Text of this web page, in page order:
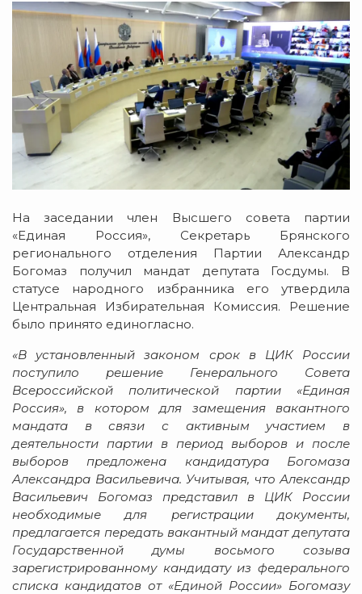
На заседании член Высшего совета партии
«Единая Россия», Секретарь Брянского
регионального отделения Партии Александр
Богомаз получил мандат депутата Госдумы. В
статусе народного избранника его утвердила
Центральная Избирательная Комиссия. Решение
было принято единогласно.
«В установленный законом срок в ЦИК России
поступило решение Генерального Совета
Всероссийской политической партии «Единая
Россия», в котором для замещения вакантного
мандата в связи с активным участием в
деятельности партии в период выборов и после
выборов предложена кандидатура Богомаза
Александра Васильевича. Учитывая, что Александр
Васильевич Богомаз представил в ЦИК России
необходимые для регистрации документы,
предлагается передать вакантный мандат депутата
Государственной думы восьмого созыва
зарегистрированному кандидату из федерального
списка кандидатов от «Единой России» Богомазу